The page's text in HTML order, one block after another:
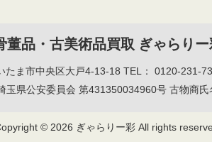
董品・古美術品買取 ぎゃらりー
たま市中央区大戸4-13-18 TEL： 0120-231-
玉県公安委員会 第431350034960号 古物商氏
© 2026 ぎゃらりー彩 All rights